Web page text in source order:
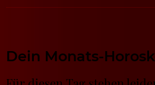
Dein Monats-